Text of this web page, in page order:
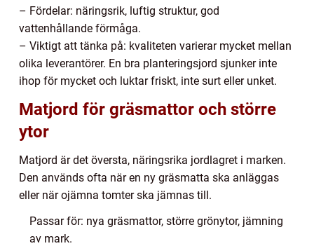
– Fördelar: näringsrik, luftig struktur, god
vattenhållande förmåga.
– Viktigt att tänka på: kvaliteten varierar mycket mellan
olika leverantörer. En bra planteringsjord sjunker inte
ihop för mycket och luktar friskt, inte surt eller unket.
Matjord för gräsmattor och större
ytor
Matjord är det översta, näringsrika jordlagret i marken.
Den används ofta när en ny gräsmatta ska anläggas
eller när ojämna tomter ska jämnas till.
Passar för: nya gräsmattor, större grönytor, jämning
av mark.